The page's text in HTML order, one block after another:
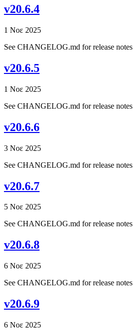
v20.6.4
1 Νοε 2025
See CHANGELOG.md for release notes
v20.6.5
1 Νοε 2025
See CHANGELOG.md for release notes
v20.6.6
3 Νοε 2025
See CHANGELOG.md for release notes
v20.6.7
5 Νοε 2025
See CHANGELOG.md for release notes
v20.6.8
6 Νοε 2025
See CHANGELOG.md for release notes
v20.6.9
6 Νοε 2025